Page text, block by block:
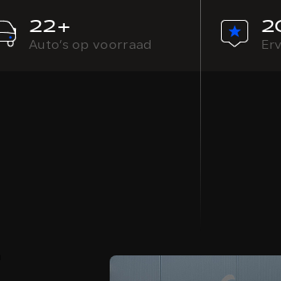
22+
Auto’s op voorraad